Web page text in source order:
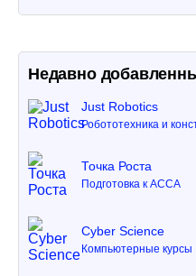
Недавно
Just Robotics
Робототехника и
Точка Роста
Подготовка к ACCA
Cyber Science
Компьютерные курсы